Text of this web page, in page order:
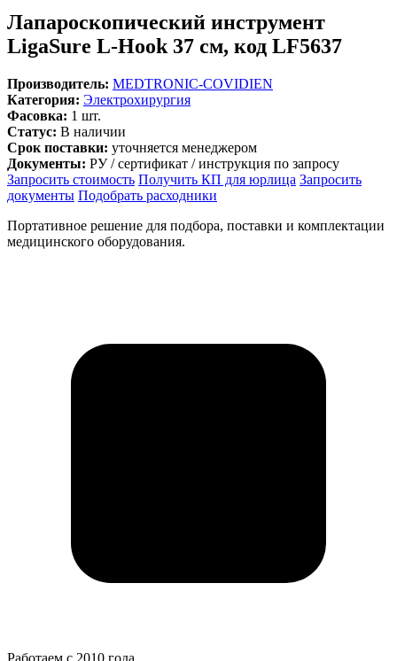
Лапароскопический инструмент
LigaSure L-Hook 37 см, код LF5637
Производитель: MEDTRONIC-COVIDIEN
Категория: Электрохирургия
Фасовка: 1 шт.
Статус: В наличии
Срок поставки: уточняется менеджером
Документы: РУ / сертификат / инструкция по запросу
Запросить стоимость Получить КП для юрлица Запросить
документы Подобрать расходники
Портативное решение для подбора, поставки и комплектации
медицинского оборудования.
Работаем с 2010 года